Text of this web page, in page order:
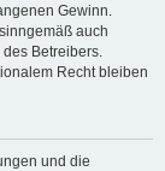
Gewinn.
auch
Betreibers.
Recht bleiben
und die